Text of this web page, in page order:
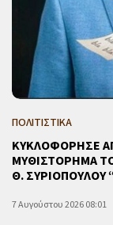
ΠΟΛΙΤΙΣΤΙΚΑ
ΚΥΚΛΟΦΟΡΗΣΕ
ΜΥΘΙΣΤΟΡΗΜΑ
Θ. ΣΥΡΙΟΠΟΥΛΟΥ
7 Αυγούστου 2026 08:01